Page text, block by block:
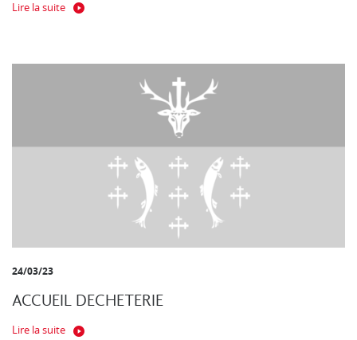
Lire la suite
24/03/23
ACCUEIL DECHETERIE
Lire la suite